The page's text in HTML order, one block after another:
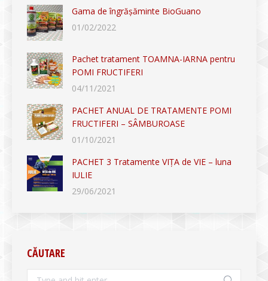
Gama de îngrășăminte BioGuano
01/02/2022
Pachet tratament TOAMNA-IARNA pentru
POMI FRUCTIFERI
04/11/2021
PACHET ANUAL DE TRATAMENTE POMI
FRUCTIFERI – SÂMBUROASE
01/10/2021
PACHET 3 Tratamente VIȚA de VIE – luna
IULIE
29/06/2021
CĂUTARE
Search: